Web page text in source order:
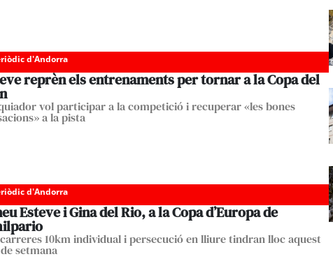
d'Andorra
reprèn els entrenaments per tornar a la Copa del
vol participar a la competició i recuperar «les bones
a la pista
d'Andorra
Esteve i Gina del Rio, a la Copa d’Europa de
10km individual i persecució en lliure tindran lloc aquest
setmana